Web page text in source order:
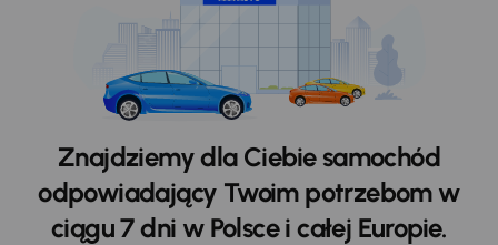
Znajdziemy dla Ciebie samochód
odpowiadający Twoim potrzebom w
ciągu 7 dni w Polsce i całej Europie.